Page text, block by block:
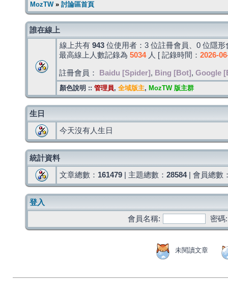
MozTW» 討論區首頁
誰在線上
線上共有 943 位使用者：3 位註冊會員、0 位隱
最高線上人數記錄為 5034人 [ 記錄時間： 2026-
註冊會員： Baidu [Spider] , Bing [Bot] , Google
顏色說明 :: 管理員, 全域版主, MozTW 版主群
生日
今天沒有人生日
統計資料
文章總數： 161479 | 主題總數： 28584| 會員總數
登入
會員名稱:
密碼:
未閱讀文章